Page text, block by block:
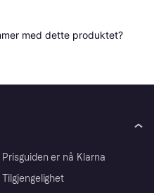
med dette produktet?
Prisguiden er nå Klarna
Tilgjengelighet